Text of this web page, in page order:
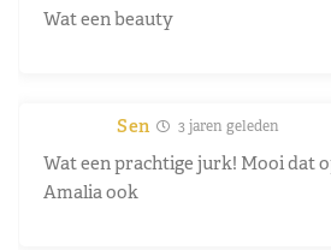
Wat een beauty
Sen 3 jaren geleden
Wat een prachtige jurk! Mooi dat
Amalia ook